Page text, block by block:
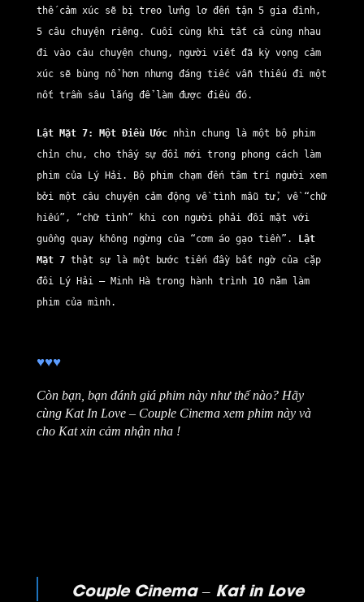
thế cảm xúc sẽ bị treo lửng lơ đến tận 5 gia đình,
5 câu chuyện riêng. Cuối cùng khi tất cả cùng nhau
đi vào câu chuyện chung, người viết đã kỳ vọng cảm
xúc sẽ bùng nổ hơn nhưng đáng tiếc vẫn thiếu đi một
nốt trầm sâu lắng để làm được điều đó.
Lật Mặt 7: Một Điều Ước nhìn chung là một bộ phim
chỉn chu, cho thấy sự đổi mới trong phong cách làm
phim của Lý Hải. Bộ phim chạm đến tâm trí người xem
bởi một câu chuyện cảm động về tình mẫu tử, về “chữ
hiếu”, “chữ tình” khi con người phải đối mặt với
guồng quay không ngừng của “cơm áo gạo tiền”.
Lật
Mặt 7 thật sự là một bước tiến đầy bất ngờ của cặp
đôi Lý Hải – Minh Hà trong hành trình 10 năm làm
phim của mình.
♥♥♥
Còn bạn, bạn đánh giá phim này như thế nào? Hãy
cùng Kat In Love – Couple Cinema xem phim này và
cho Kat xin cảm nhận nha !
Couple Cinema – Kat in Love